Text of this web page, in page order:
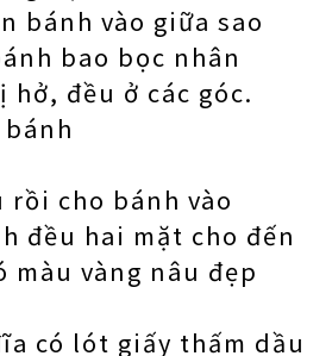
bánh vào giữa sao
bao bọc nhân
hở, đều ở các góc.
cho bánh vào
đều hai mặt cho đến
màu vàng nâu đẹp
có lót giấy thấm dầu